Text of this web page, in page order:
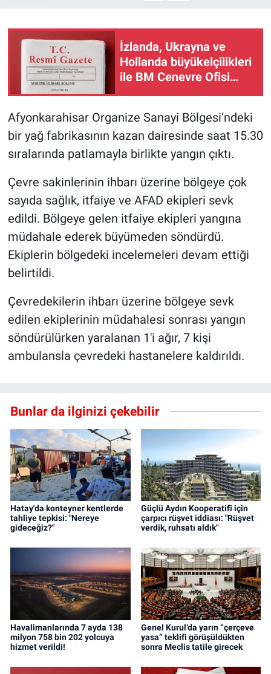
İzlanda, Ukrayna ve
Hollanda büyükelçilikleri
ile BM Cenevre Ofisi
Afyonkarahisar Organize Sanayi Bölgesi’ndeki
bir yağ fabrikasının kazan dairesinde saat 15.30
sıralarında patlamayla birlikte yangın çıktı.
Çevre sakinlerinin ihbarı üzerine bölgeye çok
sayıda sağlık, itfaiye ve AFAD ekipleri sevk
edildi. Bölgeye gelen itfaiye ekipleri yangına
müdahale ederek büyümeden söndürdü.
Ekiplerin bölgedeki incelemeleri devam ettiği
belirtildi.
Çevredekilerin ihbarı üzerine bölgeye sevk
edilen ekiplerinin müdahalesi sonrası yangın
söndürülürken yaralanan 1'i ağır, 7 kişi
ambulansla çevredeki hastanelere kaldırıldı.
Bunlar da ilginizi çekebilir
Hatay'da konteyner kentlerde
tahliye tepkisi: "Nereye
gideceğiz?"
Güçlü Aydın Kooperatifi için
çarpıcı rüşvet iddiası: "Rüşvet
verdik, ruhsatı aldık"
Havalimanlarında 7 ayda 138
milyon 758 bin 202 yolcuya
hizmet verildi!
Genel Kurul’da yarın “çerçeve
yasa” teklifi görüşüldükten
sonra Meclis tatile girecek